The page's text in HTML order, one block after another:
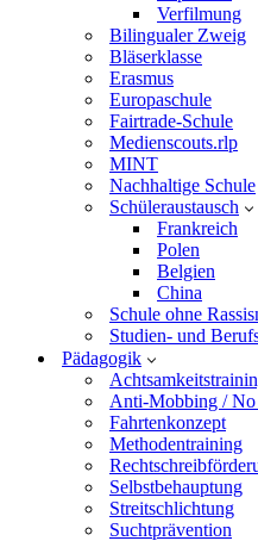
Verfilmung
Bilingualer Zweig
Bläserklasse
Erasmus
Europaschule
Fairtrade-Schule
Medienscouts.rlp
MINT
Nachhaltige Schule
Schüleraustausch
Frankreich
Polen
Belgien
China
Schule ohne
Studien- und
Pädagogik
Anti-Mobbing / No
Fahrtenkonzept
Methodentraining
Selbstbehauptung
Streitschlichtung
Suchtprävention